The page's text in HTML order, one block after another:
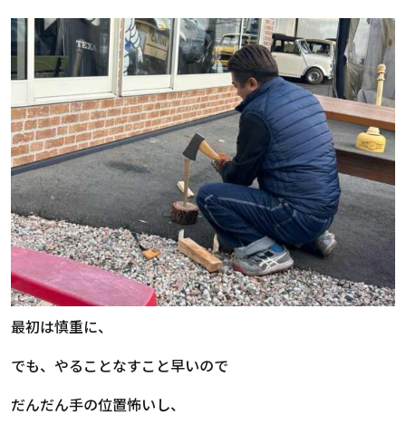
最初は慎重に、
でも、やることなすこと早いので
だんだん手の位置怖いし、